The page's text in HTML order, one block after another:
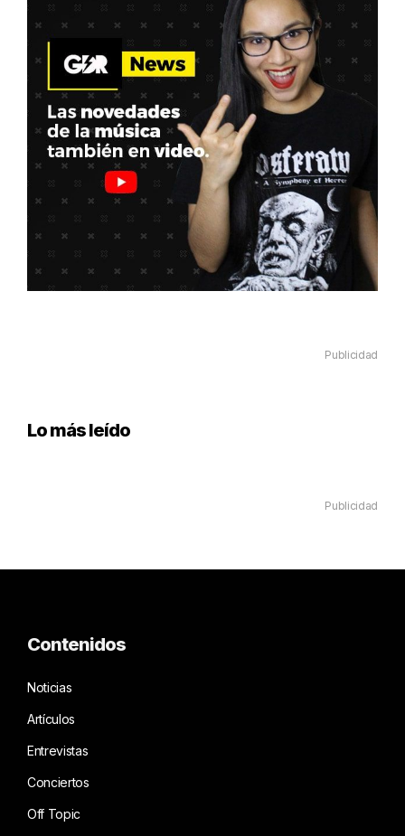
Publicidad
Lo más leído
Publicidad
Contenidos
Noticias
Artículos
Entrevistas
Conciertos
Off Topic